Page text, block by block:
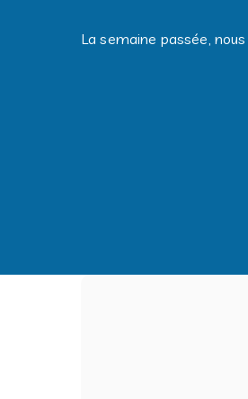
La semaine passée,